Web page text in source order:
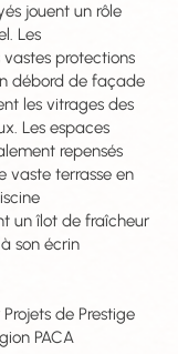
jouent un rôle
Les
protections
débord de façade
les vitrages des
Les espaces
repensés
vaste terrasse en
un îlot de fraîcheur
son écrin
de Prestige
PACA